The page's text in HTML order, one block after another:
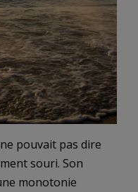
pouvait pas dire
souri. Son
monotonie